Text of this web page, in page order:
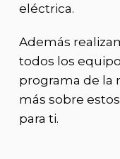
eléctrica.
Además
todos los
programa de la
más sobre
para ti.